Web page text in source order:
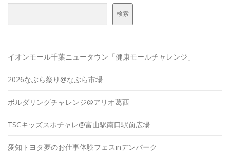
検索
イオンモール千葉ニュータウン「健康モールチャレンジ」
2026なぶら祭り@なぶら市場
ボルダリングチャレンジ@アリオ葛西
TSCキッズスポチャレ@富山駅南口駅前広場
愛知トヨタ夢のお仕事体験フェスinデンパーク